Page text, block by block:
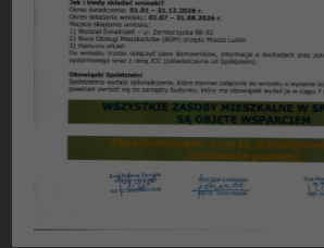
Uchwała nr 25/25/2017 z dnia
Rady Przedstawicieli
„Błonie”
w sprawie przeprowadzenia
dotyczącego wykonania
budynku Ułanów
Rada Przedstawicieli
Spółdzielni Mieszkaniowej „Czuby”